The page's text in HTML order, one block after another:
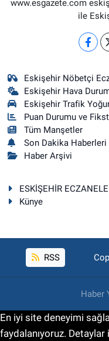
www.esgazete.com
ile
Eskişehir Nöbetçi
Eskişehir Hava
Eskişehir Trafik
Puan Durumu ve
Tüm Manşetler
Son Dakika Haberleri
Haber Arşivi
ESKİŞEHİR
Künye
RSS
Haber
En iyi site deneyimi
faydalanıyoruz. Detaylar